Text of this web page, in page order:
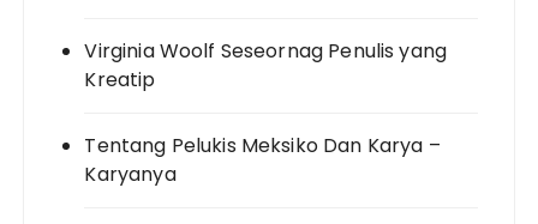
Virginia Woolf Seseornag Penulis yang
Kreatip
Tentang Pelukis Meksiko Dan Karya –
Karyanya